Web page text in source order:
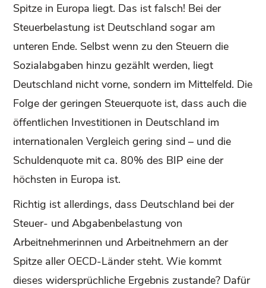
Spitze in Europa liegt. Das ist falsch! Bei der
Steuerbelastung ist Deutschland sogar am
unteren Ende. Selbst wenn zu den Steuern die
Sozialabgaben hinzu gezählt werden, liegt
Deutschland nicht vorne, sondern im Mittelfeld. Die
Folge der geringen Steuerquote ist, dass auch die
öffentlichen Investitionen in Deutschland im
internationalen Vergleich gering sind – und die
Schuldenquote mit ca. 80% des BIP eine der
höchsten in Europa ist.
Richtig ist allerdings, dass Deutschland bei der
Steuer- und Abgabenbelastung von
Arbeitnehmerinnen und Arbeitnehmern an der
Spitze aller OECD-Länder steht. Wie kommt
dieses widersprüchliche Ergebnis zustande? Dafür